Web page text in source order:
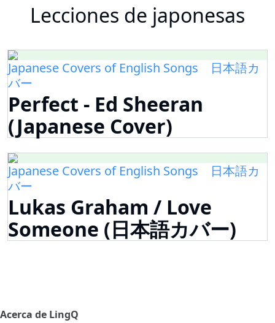
Lecciones de japonesas
Japanese Covers of English Songs 日本語カ
バー
Perfect - Ed Sheeran
(Japanese Cover)
Japanese Covers of English Songs 日本語カ
バー
Lukas Graham / Love
Someone (日本語カバー)
Acerca de LingQ